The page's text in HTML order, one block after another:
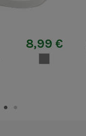
8,99 €